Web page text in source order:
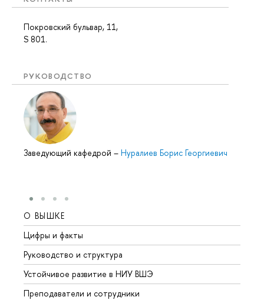
Покровский бульвар, 11,
S 801.
РУКОВОДСТВО
Заведующий кафедрой – Нуралиев Борис Георгиевич
О ВЫШКЕ
Цифры и факты
Руководство и структура
Устойчивое развитие в НИУ ВШЭ
Преподаватели и сотрудники